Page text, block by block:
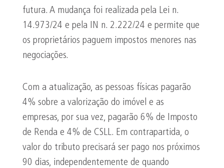
futura. A mudança foi realizada pela Lei n.
14.973/24 e pela IN n. 2.222/24 e permite que
os proprietários paguem impostos menores nas
negociações.
Com a atualização, as pessoas físicas pagarão
4% sobre a valorização do imóvel e as
empresas, por sua vez, pagarão 6% de Imposto
de Renda e 4% de CSLL. Em contrapartida, o
valor do tributo precisará ser pago nos próximos
90 dias, independentemente de quando